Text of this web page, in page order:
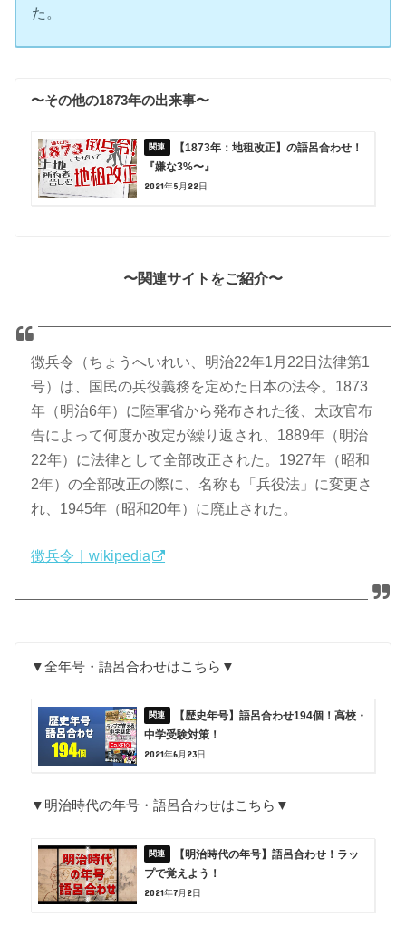
た。
〜その他の1873年の出来事〜
【1873年：地租改正】の語呂合わせ！
『嫌な3%〜』
2021年5月22日
〜関連サイトをご紹介〜
徴兵令（ちょうへいれい、明治22年1月22日法律第1
号）は、国民の兵役義務を定めた日本の法令。1873
年（明治6年）に陸軍省から発布された後、太政官布
告によって何度か改定が繰り返され、1889年（明治
22年）に法律として全部改正された。1927年（昭和
2年）の全部改正の際に、名称も「兵役法」に変更さ
れ、1945年（昭和20年）に廃止された。
徴兵令｜wikipedia
▼全年号・語呂合わせはこちら▼
【歴史年号】語呂合わせ194個！高校・
中学受験対策！
2021年6月23日
▼明治時代の年号・語呂合わせはこちら▼
【明治時代の年号】語呂合わせ！ラッ
プで覚えよう！
2021年7月2日